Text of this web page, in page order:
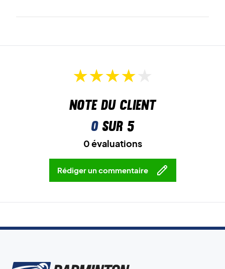
Note du client
0sur 5
0 évaluations
Rédiger un commentaire